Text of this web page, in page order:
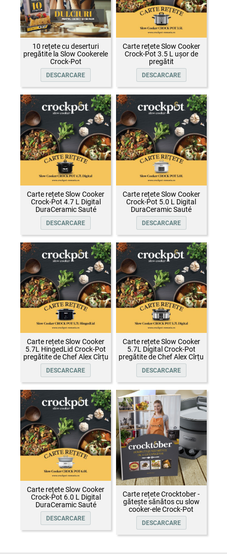
10 rețete cu deserturi
pregătite la Slow Cookerele
Crock-Pot
DESCARCARE
Carte rețete Slow Cooker
Crock-Pot 3.5 L ușor de
pregătit
DESCARCARE
Carte rețete Slow Cooker
Crock-Pot 4.7 L Digital
DuraCeramic Sauté
DESCARCARE
Carte rețete Slow Cooker
Crock-Pot 5.0 L Digital
DuraCeramic Sauté
DESCARCARE
Carte rețete Slow Cooker
5.7L HingedLid Crock-Pot
pregătite de Chef Alex Cîrțu
DESCARCARE
Carte rețete Slow Cooker
5.7L Digital Crock-Pot
pregătite de Chef Alex Cîrțu
DESCARCARE
Carte rețete Slow Cooker
Crock-Pot 6.0 L Digital
DuraCeramic Sauté
DESCARCARE
Carte rețete Crocktober -
gătește sănătos cu slow
cooker-ele Crock-Pot
DESCARCARE